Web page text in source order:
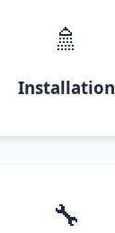
🚿
Installation
🔧